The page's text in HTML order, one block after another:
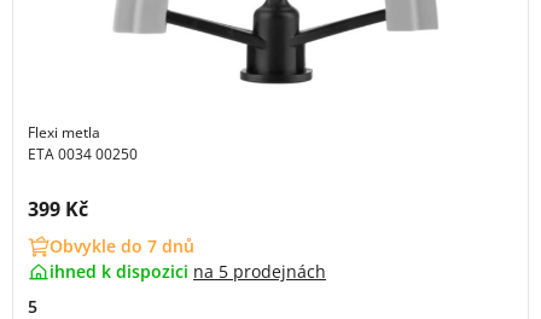
Flexi metla
ETA 0034 00250
Cena s DPH:
399 Kč
Obvykle do 7 dnů
ihned k dispozici na 5 prodejnách
5